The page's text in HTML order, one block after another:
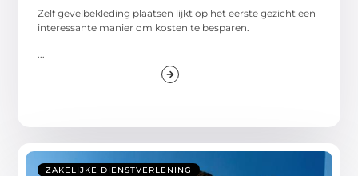
Zelf gevelbekleding plaatsen lijkt op het eerste gezicht een
interessante manier om kosten te besparen.
ZAKELIJKE DIENSTVERLENING